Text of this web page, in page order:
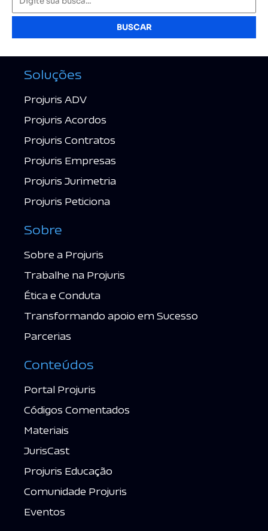
BUSCAR
Soluções
Projuris ADV
Projuris Acordos
Projuris Contratos
Projuris Empresas
Projuris Jurimetria
Projuris Peticiona
Sobre
Sobre a Projuris
Trabalhe na Projuris
Ética e Conduta
Transformando apoio em Sucesso
Parcerias
Conteúdos
Portal Projuris
Códigos Comentados
Materiais
JurisCast
Projuris Educação
Comunidade Projuris
Eventos